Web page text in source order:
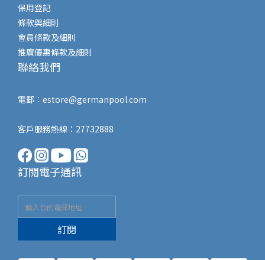
保用登記
條款與細則
會員條款及細則
推廣優惠條款及細則
聯絡我們
電郵： estore@germanpool.com
客戶服務熱線：27732888
訂閱電子通訊
訂閱